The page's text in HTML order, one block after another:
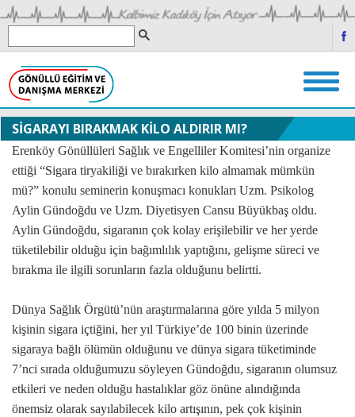
SİGARAYI BIRAKMAK KİLO ALDIRIR MI?
Erenköy Gönüllüleri Sağlık ve Engelliler Komitesi’nin organize
ettiği “Sigara tiryakiliği ve bırakırken kilo almamak mümkün
mü?” konulu seminerin konuşmacı konukları Uzm. Psikolog
Aylin Gündoğdu ve Uzm. Diyetisyen Cansu Büyükbaş oldu.
Aylin Gündoğdu, sigaranın çok kolay erişilebilir ve her yerde
tüketilebilir olduğu için bağımlılık yaptığını, gelişme süreci ve
bırakma ile ilgili sorunların fazla olduğunu belirtti.
Dünya Sağlık Örgütü’nün araştırmalarına göre yılda 5 milyon
kişinin sigara içtiğini, her yıl Türkiye’de 100 binin üzerinde
sigaraya bağlı ölümün olduğunu ve dünya sigara tüketiminde
7’nci sırada olduğumuzu söyleyen Gündoğdu, sigaranın olumsuz
etkileri ve neden olduğu hastalıklar göz önüne alındığında
önemsiz olarak sayılabilecek kilo artışının, pek çok kişinin